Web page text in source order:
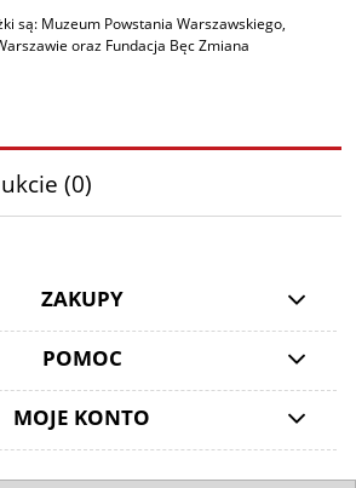
są: Muzeum Powstania Warszawskiego,
oraz Fundacja Bęc Zmiana
(0)
ZAKUPY
POMOC
MOJE KONTO